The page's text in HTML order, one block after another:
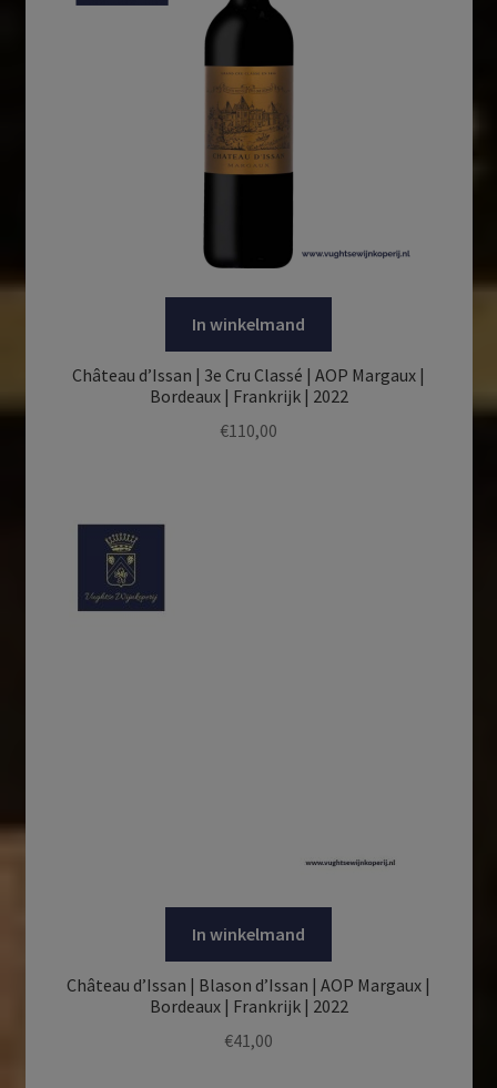
In winkelmand
Château d’Issan | 3e Cru Classé | AOP Margaux |
Bordeaux | Frankrijk | 2022
€110,00
In winkelmand
Château d’Issan | Blason d’Issan | AOP Margaux |
Bordeaux | Frankrijk | 2022
€41,00